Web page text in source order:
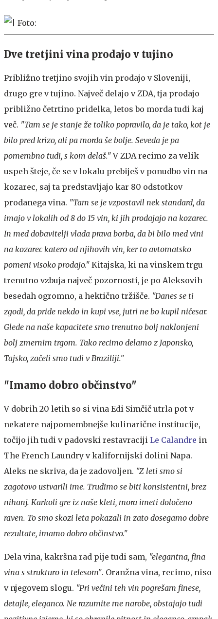
Dve tretjini vina prodajo v tujino
Približno tretjino svojih vin prodajo v Sloveniji,
drugo gre v tujino. Največ delajo v ZDA, tja prodajo
približno četrtino pridelka, letos bo morda tudi kaj
več. "Tam se je stanje že toliko popravilo, da je tako, kot je
bilo pred krizo, ali pa morda še bolje. Seveda je pa
pomembno tudi, s kom delaš."V ZDA recimo za velik
uspeh šteje, če se v lokalu prebiješ v ponudbo vin na
kozarec, saj ta predstavljajo kar 80 odstotkov
prodanega vina. "Tam se je vzpostavil nek standard, da
imajo v lokalih od 8 do 15 vin, ki jih prodajajo na kozarec.
In med dobavitelji vlada prava borba, da bi bilo med vini
na kozarec katero od njihovih vin, ker to avtomatsko
pomeni visoko prodajo." Kitajska, ki na vinskem trgu
trenutno vzbuja največ pozornosti, je po Aleksovih
besedah ogromno, a hektično tržišče. "Danes se ti
zgodi, da pride nekdo in kupi vse, jutri ne bo kupil ničesar.
Glede na naše kapacitete smo trenutno bolj naklonjeni
bolj zmernim trgom. Tako recimo delamo z Japonsko,
Tajsko, začeli smo tudi v Braziliji."
"Imamo dobro občinstvo"
V dobrih 20 letih so si vina Edi Simčič utrla pot v
nekatere najpomembnejše kulinarične institucije,
točijo jih tudi v padovski restavraciji Le Calandre in
The French Laundry v kalifornijski dolini Napa.
Aleks ne skriva, da je zadovoljen. "Z leti smo si
zagotovo ustvarili ime. Trudimo se biti konsistentni, brez
nihanj. Karkoli gre iz naše kleti, mora imeti določeno
raven. To smo skozi leta pokazali in zato dosegamo dobre
rezultate, imamo dobro občinstvo."
Dela vina, kakršna rad pije tudi sam, "elegantna, fina
vina s strukturo in telesom". Oranžna vina, recimo, niso
v njegovem slogu. "Pri večini teh vin pogrešam finese,
detajle, eleganco. Ne razumite me narobe, obstajajo tudi